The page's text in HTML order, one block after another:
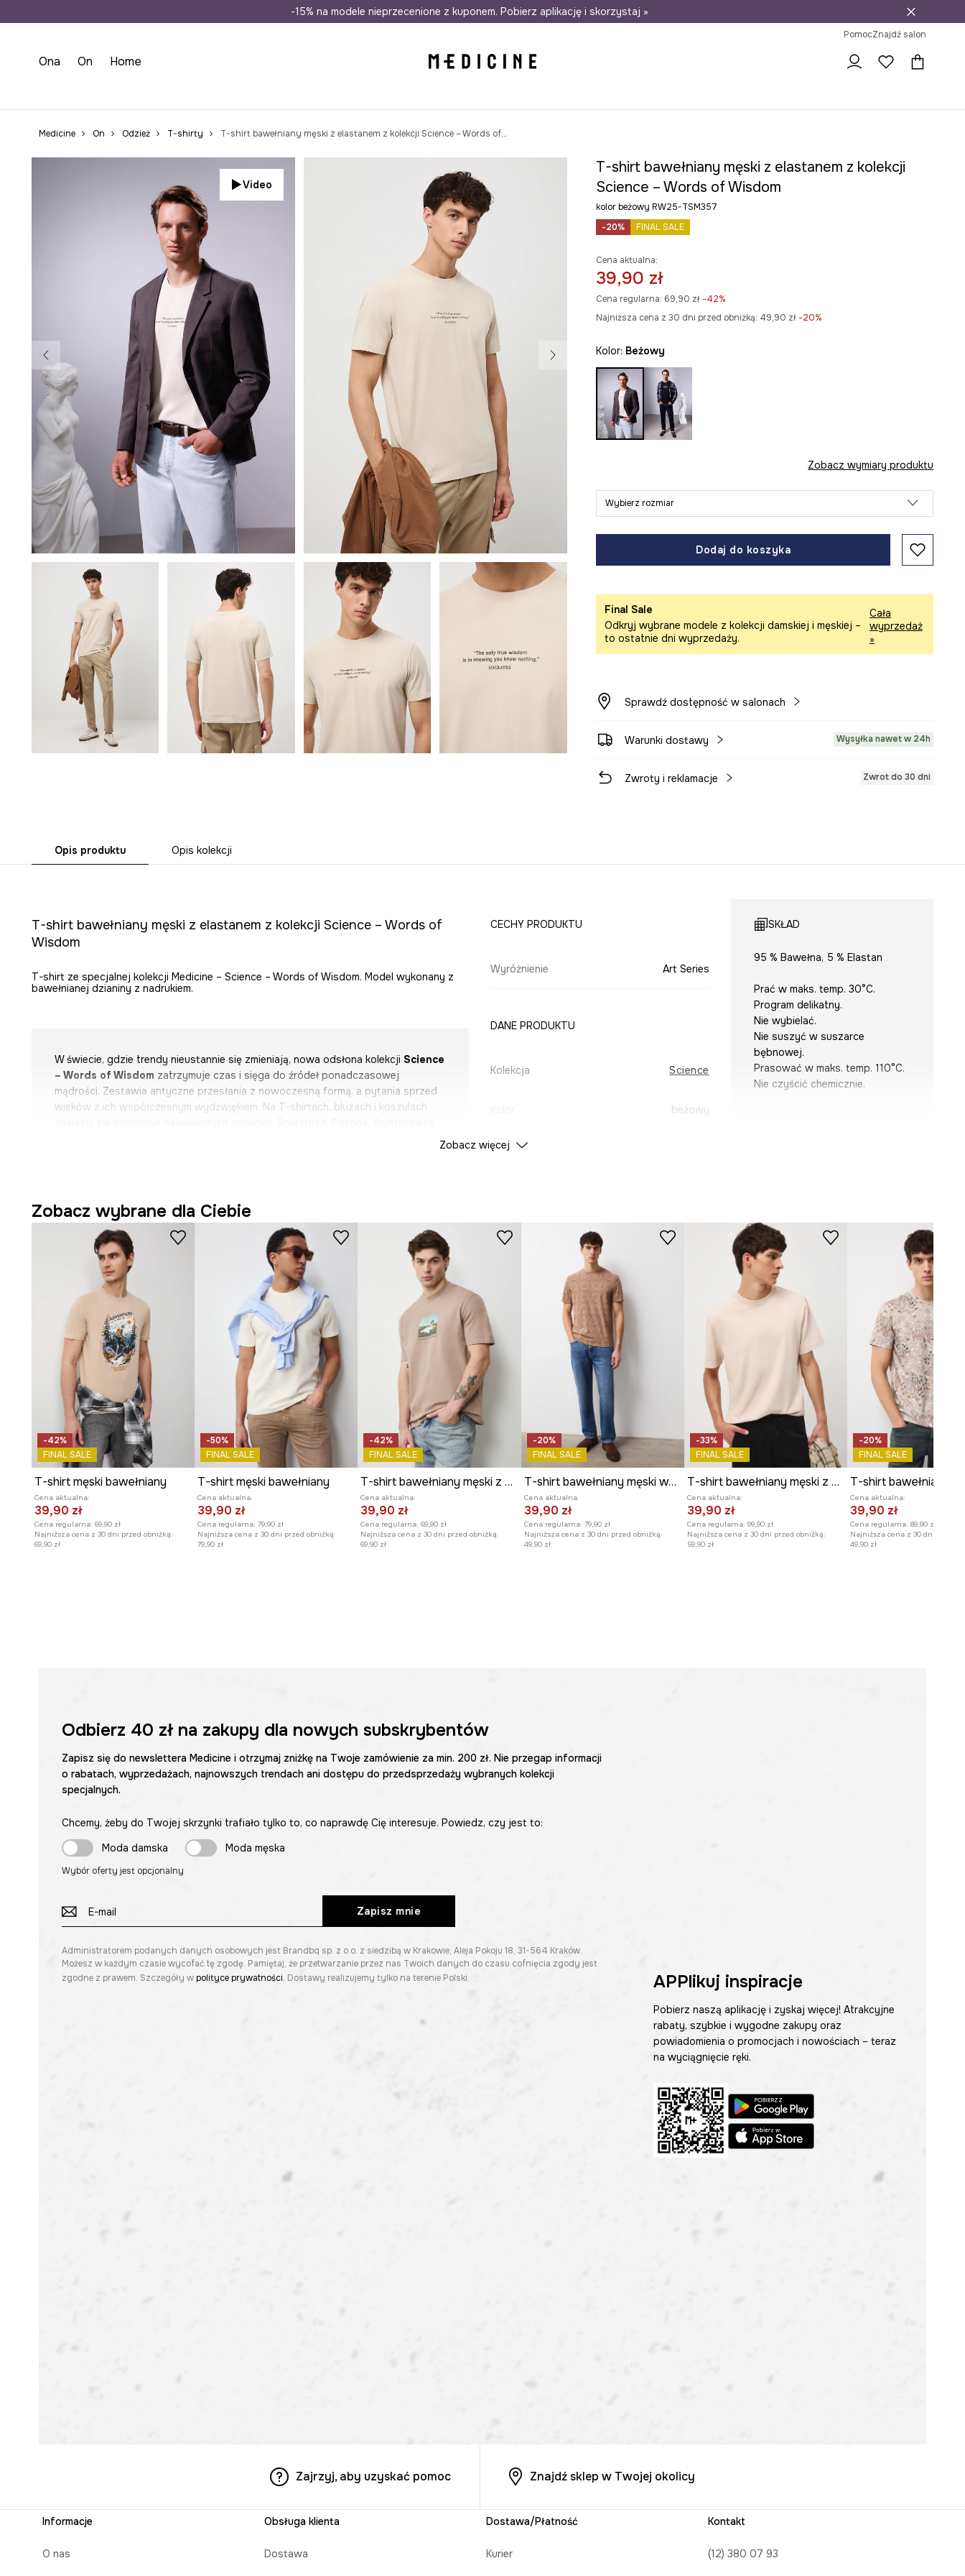
Wysyłka nawet w 24h Darmowa dostawa do salonów 30 dni na zwrot
-15% na modele nieprzecenione z kuponem. Pobierz aplikację i skorzystaj »
PomocZnajdź salon
Ona On Home
Medicine On Odzież T-shirty T-shirt bawełniany męski z elastanem z kolekcji Science – Words of Wisdom
Video
T-shirt bawełniany męski z elastanem z kolekcji
Science – Words of Wisdom
kolor beżowy RW25-TSM357
-20%
FINAL SALE
Cena aktualna:
39,90 zł
Cena regularna: 69,90 zł-42%
Najniższa cena z 30 dni przed obniżką: 49,90 zł -20%
Kolor: beżowy
Zobacz wymiary produktu
Wybierz rozmiar
Dodaj do koszyka
Final Sale
Odkryj wybrane modele z kolekcji damskiej i męskiej –
to ostatnie dni wyprzedaży.
Cała
wyprzedaż
»
Sprawdź dostępność w salonach
Warunki dostawy Wysyłka nawet w 24h
Zwroty i reklamacje Zwrot do 30 dni
Opis produktu Opis kolekcji
T-shirt bawełniany męski z elastanem z kolekcji Science – Words of
Wisdom
T-shirt ze specjalnej kolekcji Medicine – Science – Words of Wisdom. Model wykonany z
bawełnianej dzianiny z nadrukiem.
W świecie, gdzie trendy nieustannie się zmieniają, nowa odsłona kolekcji Science
– Words of Wisdom zatrzymuje czas i sięga do źródeł ponadczasowej
mądrości. Zestawia antyczne przesłania z nowoczesną formą, a pytania sprzed
wieków z ich współczesnym wydźwiękiem. Na T-shirtach, bluzach i koszulach
chwili kontemplacji odpowiednią stylizacją i zamanifestowania własnych
przekonań.
Oryginalnym dodatkiem do produktów z kolekcji są dedykowane metki, na
których znalazły się informacje o wielkich filozofach, naukowcach i myślicielach.
Nadruk inspirowany postacią Sokratesa – twórcy metody sokratejskiej
polegającej na zadawaniu pytań w celu dojścia do prawdy.
- Fason slim.
- Krótki rękaw.
- Okrągły, prążkowany dekolt.
- Model z nadrukiem na piersi.
- Długość: 69,5 cm.
- Szerokość w klatce piersiowej: 50,5 cm.
- Wymiary podane dla rozmiaru: M.
CECHY PRODUKTU
Wyróżnienie Art Series
DANE PRODUKTU
Kolekcja Science
beżowy
ID Produktu
SKŁAD
95 % Bawełna, 5 % Elastan
Prać w maks. temp. 30°C.
Program delikatny.
Nie wybielać.
Nie suszyć w suszarce
bębnowej.
Prasować w maks. temp. 110°C.
Nie czyścić chemicznie.
Zobacz więcej
Zobacz wybrane dla Ciebie
-42%
FINAL SALE
T-shirt męski bawełniany
Cena aktualna:
39,90 zł
Cena regularna: 69,90 zł
Najniższa cena z 30 dni przed obniżką:
69,90 zł
-50%
FINAL SALE
T-shirt męski bawełniany
Cena aktualna:
39,90 zł
Cena regularna: 79,90 zł
Najniższa cena z 30 dni przed obniżką:
79,90 zł
-42%
FINAL SALE
T-shirt bawełniany męski z okazji Dnia Kota
Cena aktualna:
39,90 zł
Cena regularna: 69,90 zł
Najniższa cena z 30 dni przed obniżką:
69,90 zł
-20%
FINAL SALE
T-shirt bawełniany męski wzorzysty
Cena aktualna:
39,90 zł
Cena regularna: 79,90 zł
Najniższa cena z 30 dni przed obniżką:
49,90 zł
-33%
FINAL SALE
T-shirt bawełniany męski z efektem sprania
Cena aktualna:
39,90 zł
Cena regularna: 99,90 zł
Najniższa cena z 30 dni przed obniżką:
59,90 zł
-20%
FINAL SALE
Cena aktualna:
39,90 zł
Cena regularna: 89,90 zł
Najniższa cena z 30 dni przed
49,90 zł
Odbierz 40 złna zakupy dla nowych subskrybentów
Zapisz się do newslettera Medicine i otrzymaj zniżkę na Twoje zamówienie za min. 200 zł. Nie przegap informacji
o rabatach, wyprzedażach, najnowszych trendach ani dostępu do przedsprzedaży wybranych kolekcji
specjalnych.
Chcemy, żeby do Twojej skrzynki trafiało tylko to, co naprawdę Cię interesuje. Powiedz, czy jest to:
Moda damska
Moda męska
Wybór oferty jest opcjonalny
Zapisz mnie
Administratorem podanych danych osobowych jest Brandbq sp. z o.o. z siedzibą w Krakowie, Aleja Pokoju 18, 31-564 Kraków.
Możesz w każdym czasie wycofać tę zgodę. Pamiętaj, że przetwarzanie przez nas Twoich danych do czasu cofnięcia zgody jest
zgodne z prawem. Szczegóły w polityce prywatności. Dostawy realizujemy tylko na terenie Polski. APPlikuj inspiracje
Pobierz naszą aplikację i zyskaj więcej! Atrakcyjne
rabaty, szybkie i wygodne zakupy oraz
powiadomienia o promocjach i nowościach – teraz
na wyciągnięcie ręki.
Zajrzyj, aby uzyskać pomoc Znajdź sklep w Twojej okolicy
Informacje
O nas
Obsługa klienta
Dostawa
Dostawa/Płatność
Kurier
Kontakt
(12) 380 07 93